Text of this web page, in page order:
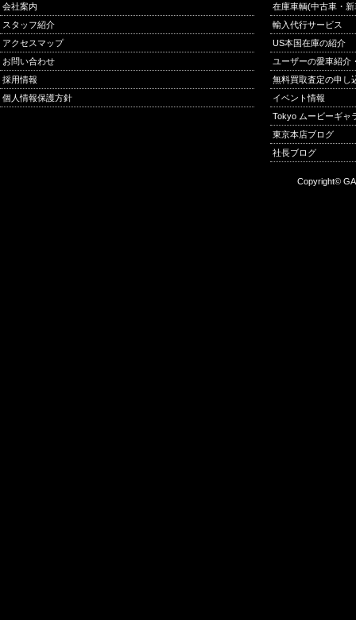
会社案内
スタッフ紹介
アクセスマップ
お問い合わせ
採用情報
個人情報保護方針
在庫車輌(中古車・
輸入代行サービス
US本国在庫の紹介
ユーザーの愛車紹介
無料買取査定の申し
イベント情報
Tokyo ムービーギャ
東京本店ブログ
社長ブログ
Copyright©